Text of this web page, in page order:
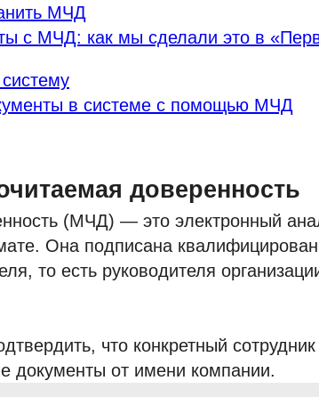
МЧД
с МЧД: как мы сделали это в
в системе с помощью МЧД
доверенность
(МЧД) — это электронный
Она подписана
то есть руководителя
что конкретный
документы от имени компании.